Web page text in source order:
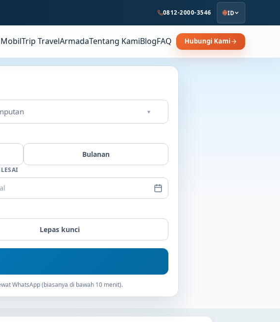
0812-2000-3546 ID
Trip TravelArmadaTentang KamiBlogFAQ Hubungi Kami
▾
Bulanan
Lepas kunci
WhatsApp (biasanya di bawah 10 menit).